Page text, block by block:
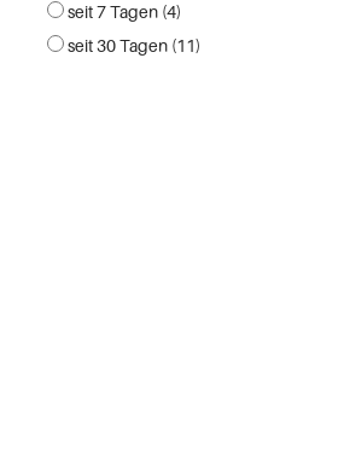
seit 7 Tagen (4)
seit 30 Tagen (11)